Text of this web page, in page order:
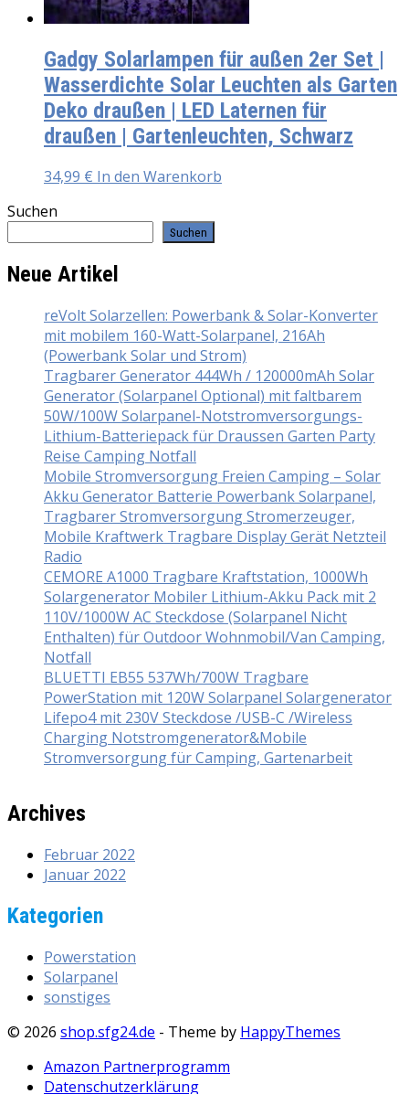
Gadgy Solarlampen für außen 2er Set |
Wasserdichte Solar Leuchten als Garten
Deko draußen | LED Laternen für
draußen | Gartenleuchten, Schwarz
34,99 € In den Warenkorb
Suchen
Suchen
Neue Artikel
reVolt Solarzellen: Powerbank & Solar-Konverter
mit mobilem 160-Watt-Solarpanel, 216Ah
(Powerbank Solar und Strom)
Tragbarer Generator 444Wh / 120000mAh Solar
Generator (Solarpanel Optional) mit faltbarem
50W/100W Solarpanel-Notstromversorgungs-
Lithium-Batteriepack für Draussen Garten Party
Reise Camping Notfall
Mobile Stromversorgung Freien Camping – Solar
Akku Generator Batterie Powerbank Solarpanel,
Tragbarer Stromversorgung Stromerzeuger,
Mobile Kraftwerk Tragbare Display Gerät Netzteil
Radio
CEMORE A1000 Tragbare Kraftstation, 1000Wh
Solargenerator Mobiler Lithium-Akku Pack mit 2
110V/1000W AC Steckdose (Solarpanel Nicht
Enthalten) für Outdoor Wohnmobil/Van Camping,
Notfall
BLUETTI EB55 537Wh/700W Tragbare
PowerStation mit 120W Solarpanel Solargenerator
Lifepo4 mit 230V Steckdose /USB-C /Wireless
Charging Notstromgenerator&Mobile
Stromversorgung für Camping, Gartenarbeit
Archives
Februar 2022
Januar 2022
Kategorien
Powerstation
Solarpanel
sonstiges
© 2026 shop.sfg24.de - Theme by HappyThemes
Amazon Partnerprogramm
Datenschutzerklärung